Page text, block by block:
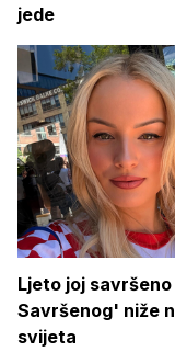
jede
Ljeto joj
Savršenog' niže
svijeta